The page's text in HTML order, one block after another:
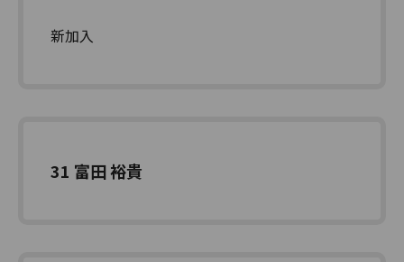
新加入
31 富田 裕貴